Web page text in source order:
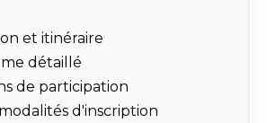
et itinéraire
détaillé
de participation
d'inscription